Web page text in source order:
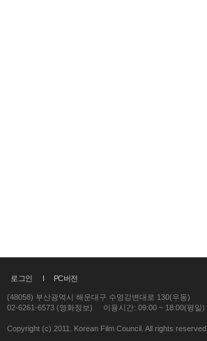
로그인 PC버전
(48058) 부산광역시 해운대구 수영강변대로 130(우동)
02-6261-6573 (영화정보)
이용시간: 09:00 ~ 18:00(평일)
Copyright (c) 2011. Korean Film Council. All rights reserved.